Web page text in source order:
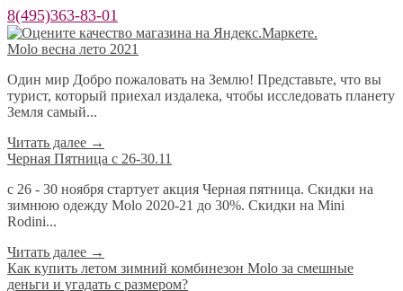
8(495)363-83-01
Molo весна лето 2021
Один мир Добро пожаловать на Землю! Представьте, что вы
турист, который приехал издалека, чтобы исследовать планету
Земля самый...
Читать далее →
Черная Пятница с 26-30.11
с 26 - 30 ноября стартует акция Черная пятница. Скидки на
зимнюю одежду Molo 2020-21 до 30%. Скидки на Mini
Rodini...
Читать далее →
​Как купить летом зимний комбинезон Molo за смешные
деньги и угадать с размером?